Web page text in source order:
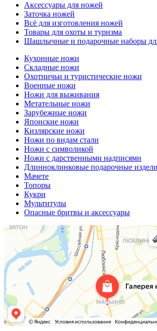
Аксессуары для ножей
Заточка ножей
Всё для изготовления ножей
Товары для охоты и туризма
Шашлычные и подарочные наборы
Кухонные ножи
Складные ножи
Охотничьи и туристические ножи
Военные ножи
Ножи для выживания
Метательные ножи
Зарубежные ножи
Японские ножи
Кизлярские ножи
Ножи по видам стали
Ножи с символикой
Ножи с дарственными надписями
Длинноклинковые подарочные
Мачете
Топоры
Кукри
Мультитулы
Опасные бритвы и аксессуары